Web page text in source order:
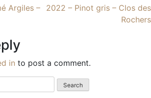
Argiles –
2022 – Pinot gris – Clos des
Rochers
in to post a comment.